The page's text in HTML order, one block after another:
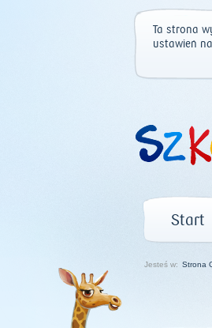
Ta strona
ustawień
Start
Jesteś w: Strona